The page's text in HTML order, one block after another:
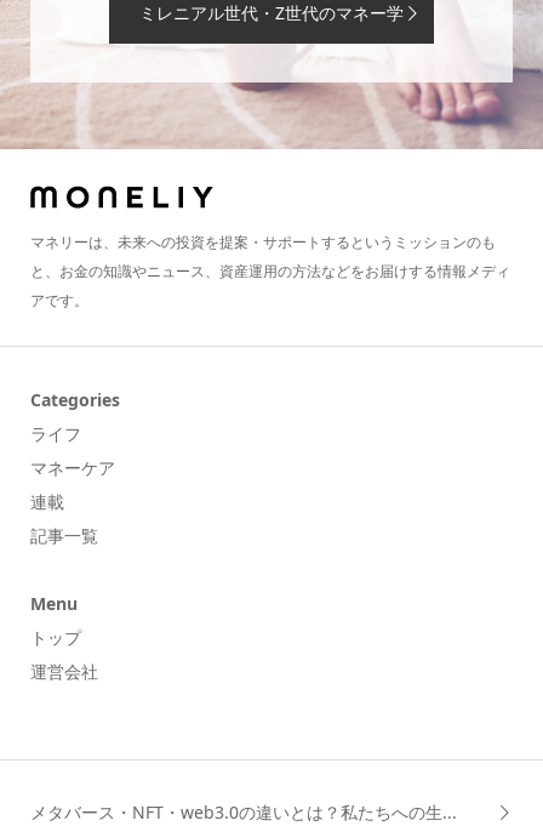
ミレニアル世代・Z世代のマネー学
マネリーは、未来への投資を提案・サポートするというミッションのも
と、お金の知識やニュース、資産運用の方法などをお届けする情報メディ
アです。
Categories
ライフ
マネーケア
連載
記事一覧
Menu
トップ
運営会社
メタバース・NFT・web3.0の違いとは？私たちへの生...